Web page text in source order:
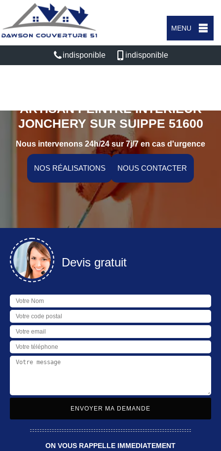
MENU
indisponible indisponible
ARTISAN PEINTRE INTÉRIEUR
JONCHERY SUR SUIPPE 51600
Nous intervenons 24h/24 sur 7j/7 en cas d'urgence
NOS RÉALISATIONS NOUS CONTACTER
Devis gratuit
ON VOUS RAPPELLE IMMEDIATEMENT